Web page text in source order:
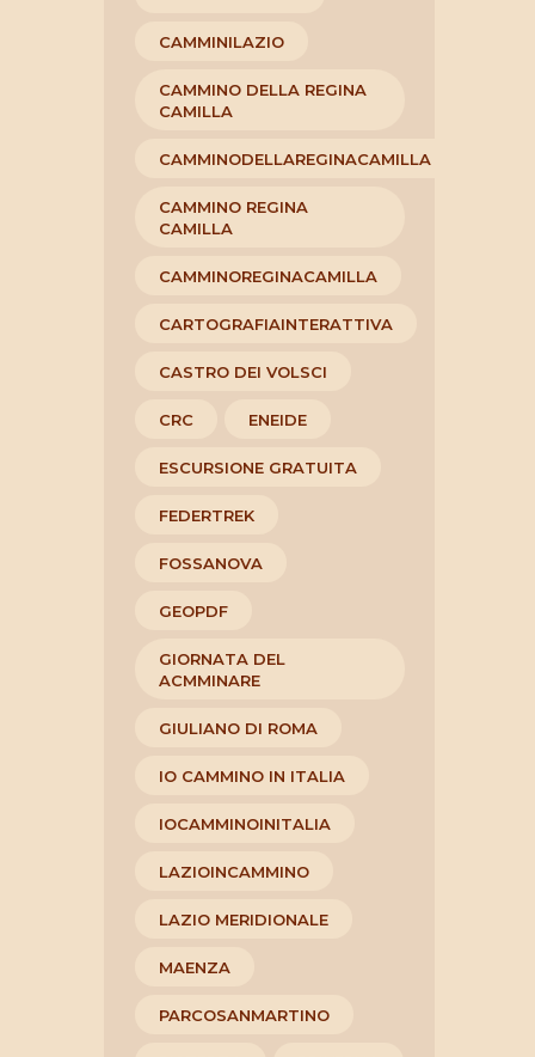
CAMMINILAZIO
CAMMINO DELLA REGINA
CAMILLA
CAMMINODELLAREGINACAMILLA
CAMMINO REGINA
CAMILLA
CAMMINOREGINACAMILLA
CARTOGRAFIAINTERATTIVA
CASTRO DEI VOLSCI
CRC ENEIDE
ESCURSIONE GRATUITA
FEDERTREK
FOSSANOVA
GEOPDF
GIORNATA DEL
ACMMINARE
GIULIANO DI ROMA
IO CAMMINO IN ITALIA
IOCAMMINOINITALIA
LAZIOINCAMMINO
LAZIO MERIDIONALE
MAENZA
PARCOSANMARTINO